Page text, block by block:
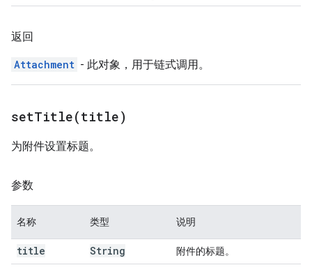
返回
Attachment - 此对象，用于链式调用。
setTitle(title)
为附件设置标题。
参数
名称 类型 说明
title String 附件的标题。